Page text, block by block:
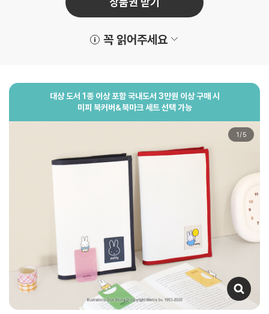
꼭 읽어주세요
대상 도서 1종 이상 포함 국내도서 3만원 이상 구매 시
미피 북커버&북마크 세트선택 가능
1 /5